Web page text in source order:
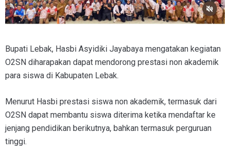
Bupati Lebak, Hasbi Asyidiki Jayabaya mengatakan kegiatan
O2SN diharapakan dapat mendorong prestasi non akademik
para siswa di Kabupaten Lebak.
Menurut Hasbi prestasi siswa non akademik, termasuk dari
O2SN dapat membantu siswa diterima ketika mendaftar ke
jenjang pendidikan berikutnya, bahkan termasuk perguruan
tinggi.